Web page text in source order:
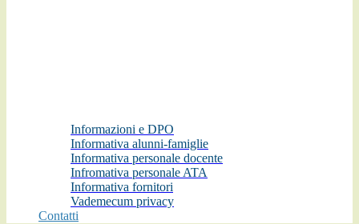
Informazioni e DPO
Informativa alunni-famiglie
Informativa personale docente
Infromativa personale ATA
Informativa fornitori
Vademecum privacy
Contatti